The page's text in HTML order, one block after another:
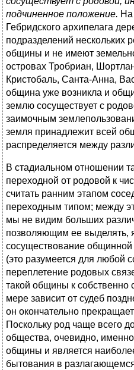
подчиненное положение. На
Гебридского архипелага
подразделений нескольких
общины и не имеют
островах Тробриан,
Кристобаль, Санта-Анна,
община уже возникла и
землю сосуществует с
заимочным
земля принадлежит всей
распределяется между
В стадиальном отношении
переходной от родовой к
считать ранним этапом
переходным типом; между
мы не видим больших
позволяющим ее выделять,
сосуществование общинной
(это разумеется для любой
переплетение родовых
такой общины к собственно
мере зависит от судеб
он окончательно
Поскольку род чаще всего
общества, очевидно, именно
общины и является
бытования в